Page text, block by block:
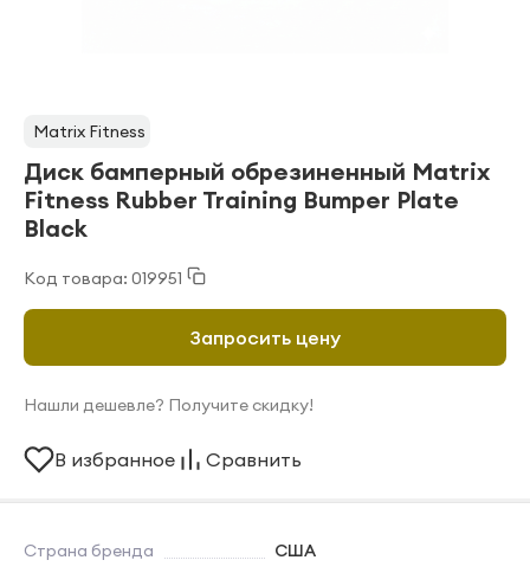
Matrix Fitness
Диск бамперный обрезиненный Matrix
Fitness Rubber Training Bumper Plate
Black
Код товара: 019951
Страна бренда
США
Запросить цену
Нашли дешевле? Получите скидку!
В избранное Сравнить